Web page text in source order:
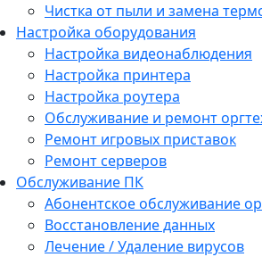
Чистка от пыли и замена
Настройка оборудования
Настройка видеонаблюдения
Настройка принтера
Настройка роутера
Обслуживание и ремонт
Ремонт игровых приставок
Ремонт серверов
Обслуживание ПК
Абонентское обслуживание
Восстановление данных
Лечение / Удаление вирусов